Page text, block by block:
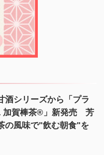
酒シリーズから「プラ
加賀棒茶®」新発売 芳
の風味で"飲む朝食"を